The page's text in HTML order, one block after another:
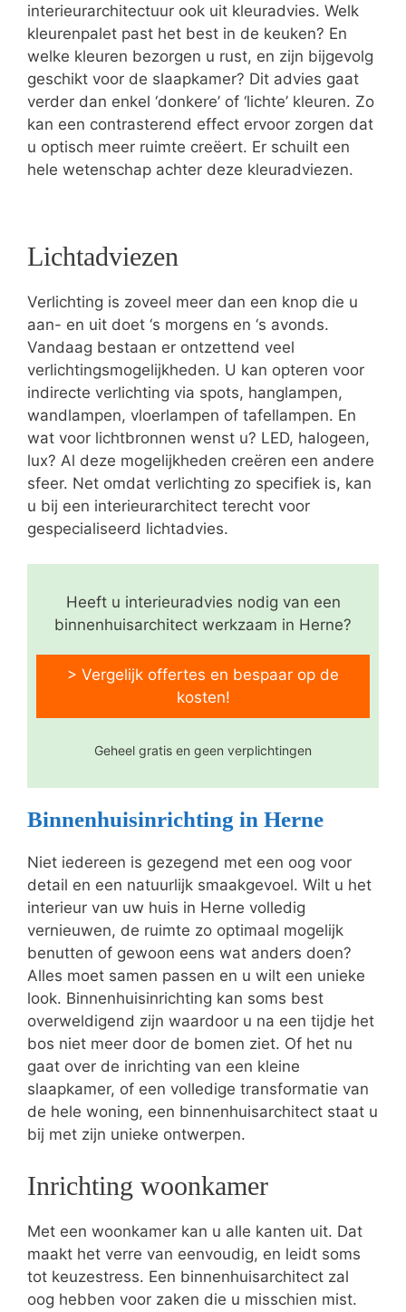
interieurarchitectuur ook uit kleuradvies. Welk
kleurenpalet past het best in de keuken? En
welke kleuren bezorgen u rust, en zijn bijgevolg
geschikt voor de slaapkamer? Dit advies gaat
verder dan enkel ‘donkere’ of ‘lichte’ kleuren. Zo
kan een contrasterend effect ervoor zorgen dat
u optisch meer ruimte creëert. Er schuilt een
hele wetenschap achter deze kleuradviezen.
Lichtadviezen
Verlichting is zoveel meer dan een knop die u
aan- en uit doet ‘s morgens en ‘s avonds.
Vandaag bestaan er ontzettend veel
verlichtingsmogelijkheden. U kan opteren voor
indirecte verlichting via spots, hanglampen,
wandlampen, vloerlampen of tafellampen. En
wat voor lichtbronnen wenst u? LED, halogeen,
lux? Al deze mogelijkheden creëren een andere
sfeer. Net omdat verlichting zo specifiek is, kan
u bij een interieurarchitect terecht voor
gespecialiseerd lichtadvies.
Heeft u interieuradvies nodig van een
binnenhuisarchitect werkzaam in Herne?
> Vergelijk offertes en bespaar op de
kosten!
Geheel gratis en geen verplichtingen
Binnenhuisinrichting in Herne
Niet iedereen is gezegend met een oog voor
detail en een natuurlijk smaakgevoel. Wilt u het
interieur van uw huis in Herne volledig
vernieuwen, de ruimte zo optimaal mogelijk
benutten of gewoon eens wat anders doen?
Alles moet samen passen en u wilt een unieke
look. Binnenhuisinrichting kan soms best
overweldigend zijn waardoor u na een tijdje het
bos niet meer door de bomen ziet. Of het nu
gaat over de inrichting van een kleine
slaapkamer, of een volledige transformatie van
de hele woning, een binnenhuisarchitect staat u
bij met zijn unieke ontwerpen.
Inrichting woonkamer
Met een woonkamer kan u alle kanten uit. Dat
maakt het verre van eenvoudig, en leidt soms
tot keuzestress. Een binnenhuisarchitect zal
oog hebben voor zaken die u misschien mist.